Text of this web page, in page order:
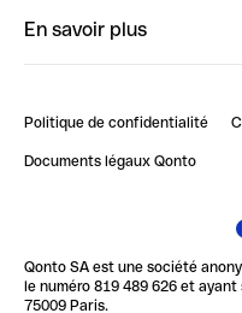
ClubQonto
Impact de l'IA sur les
En savoir plus
Blog
Newsroom
Glossaire finance
Politique de confidentialité
Documents légaux Qonto
Qonto SA est une société
le numéro 819 489 626 et
75009 Paris.